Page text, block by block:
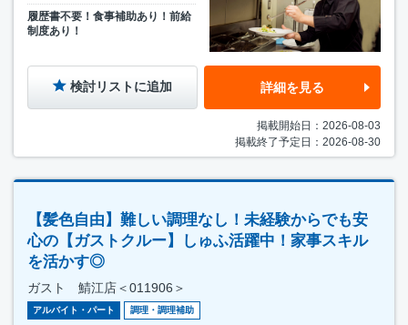
履歴書不要！食事補助あり！前給
制度あり！
検討リストに追加 詳細を見る
掲載開始日：2026-08-03
掲載終了予定日：2026-08-30
【髪色自由】難しい調理なし！未経験からでも安
心の【ガストクルー】しゅふ活躍中！家事スキル
を活かす◎
ガスト 鯖江店＜011906＞
アルバイト・パート 調理・調理補助